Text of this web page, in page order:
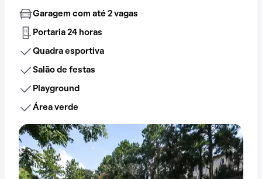
Garagem com até 2 vagas
Portaria 24 horas
Quadra esportiva
Salão de festas
Playground
Área verde